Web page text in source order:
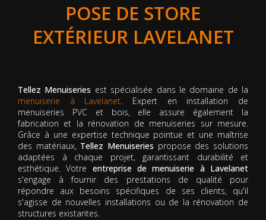
POSE DE STORE
EXTÉRIEUR LAVELANET
Tellez Menuiseries est spécialisée dans le domaine de la
menuiserie à Lavelanet. Expert en installation de
menuiseries PVC et bois, elle assure également la
fabrication et la rénovation de menuiseries sur mesure.
Grâce à une expertise technique pointue et une maîtrise
des matériaux, Tellez Menuiseries propose des solutions
adaptées à chaque projet, garantissant durabilité et
esthétique. Votre entreprise de menuiserie à Lavelanet
s'engage à fournir des prestations de qualité pour
répondre aux besoins spécifiques de ses clients, qu'il
s'agisse de nouvelles installations ou de la rénovation de
structures existantes.